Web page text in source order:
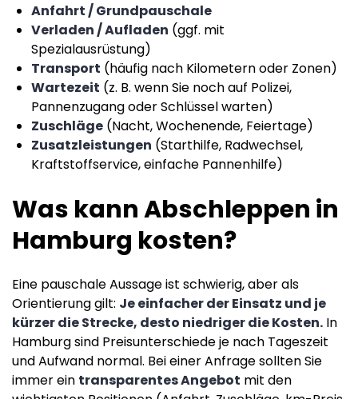
Anfahrt / Grundpauschale
Verladen / Aufladen (ggf. mit
Spezialausrüstung)
Transport (häufig nach Kilometern oder Zonen)
Wartezeit (z. B. wenn Sie noch auf Polizei,
Pannenzugang oder Schlüssel warten)
Zuschläge (Nacht, Wochenende, Feiertage)
Zusatzleistungen (Starthilfe, Radwechsel,
Kraftstoffservice, einfache Pannenhilfe)
Was kann Abschleppen in
Hamburg kosten?
Eine pauschale Aussage ist schwierig, aber als
Orientierung gilt: Je einfacher der Einsatz und je
kürzer die Strecke, desto niedriger die Kosten. In
Hamburg sind Preisunterschiede je nach Tageszeit
und Aufwand normal. Bei einer Anfrage sollten Sie
immer ein transparentes Angebot mit den